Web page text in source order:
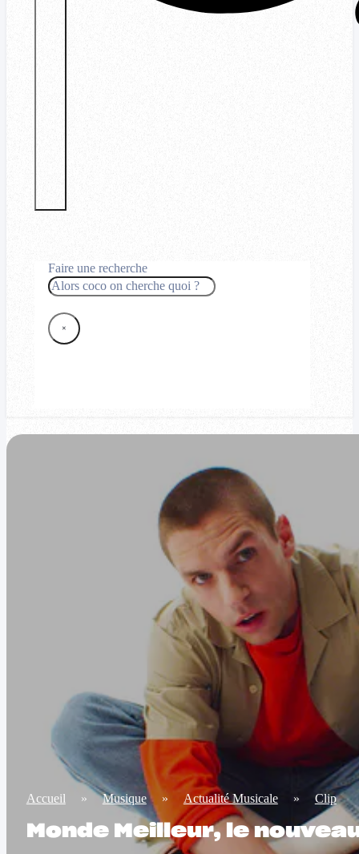
Faire une recherche
Rechercher
×
Accueil » Musique » Actualité Musicale » Clip
Monde Meilleur, le